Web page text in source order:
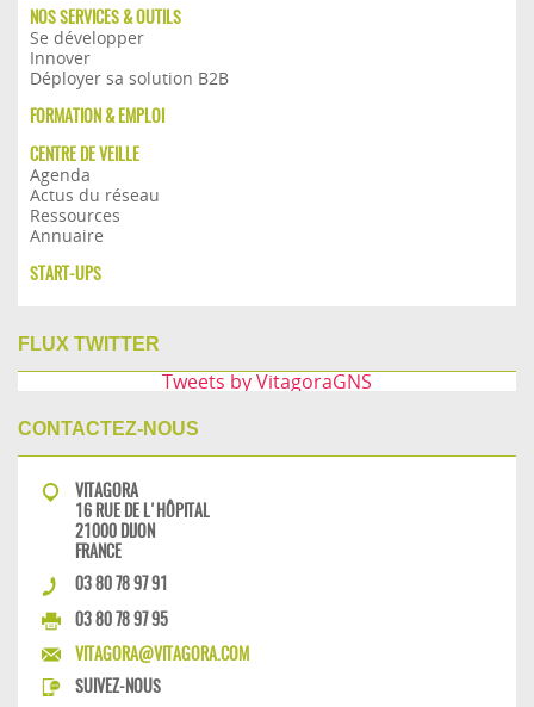
NOS SERVICES & OUTILS
Se développer
Innover
Déployer sa solution B2B
FORMATION & EMPLOI
CENTRE DE VEILLE
Agenda
Actus du réseau
Ressources
Annuaire
START-UPS
FLUX TWITTER
Tweets by VitagoraGNS
CONTACTEZ-NOUS
VITAGORA
16 RUE DE L'HÔPITAL
21000 DIJON
FRANCE
03 80 78 97 91
03 80 78 97 95
VITAGORA@VITAGORA.COM
SUIVEZ-NOUS